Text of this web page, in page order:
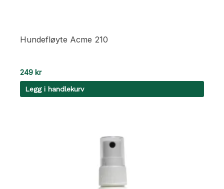
Hundefløyte Acme 210
249 kr
Legg i handlekurv